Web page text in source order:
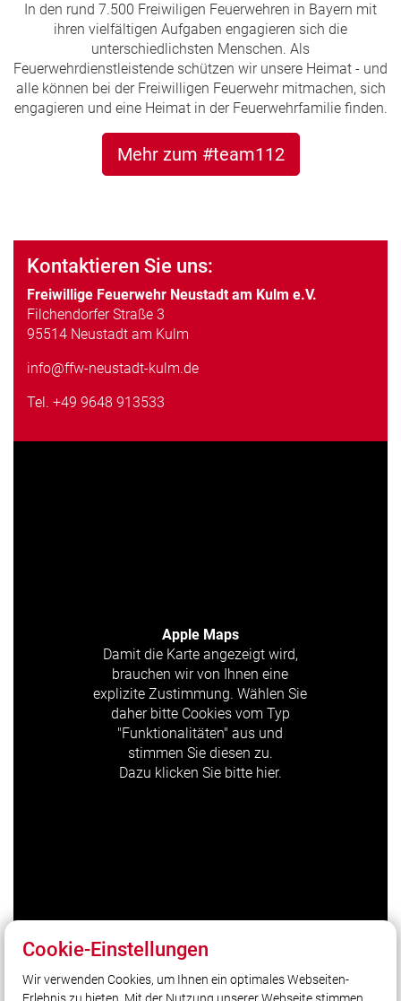
In den rund 7.500 Freiwiligen Feuerwehren in Bayern mit
ihren vielfältigen Aufgaben engagieren sich die
unterschiedlichsten Menschen. Als
Feuerwehrdienstleistende schützen wir unsere Heimat - und
alle können bei der Freiwilligen Feuerwehr mitmachen, sich
engagieren und eine Heimat in der Feuerwehrfamilie finden.
Mehr zum #team112
Kontaktieren Sie uns:
Freiwillige Feuerwehr Neustadt am Kulm e.V.
Filchendorfer Straße 3
95514 Neustadt am Kulm
info@ffw-neustadt-kulm.de
Tel. +49 9648 913533
Apple Maps
Damit die Karte angezeigt wird,
brauchen wir von Ihnen eine
explizite Zustimmung. Wählen Sie
daher bitte Cookies vom Typ
"Funktionalitäten" aus und
stimmen Sie diesen zu.
Dazu klicken Sie bitte hier.
Cookie-Einstellungen
Wir verwenden Cookies, um Ihnen ein optimales Webseiten-